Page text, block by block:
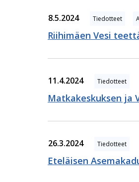
8.5.2024 Tiedotteet
Riihimäen Vesi
11.4.2024 Tiedotteet
Matkakeskuksen ja
26.3.2024 Tiedotteet
Eteläisen